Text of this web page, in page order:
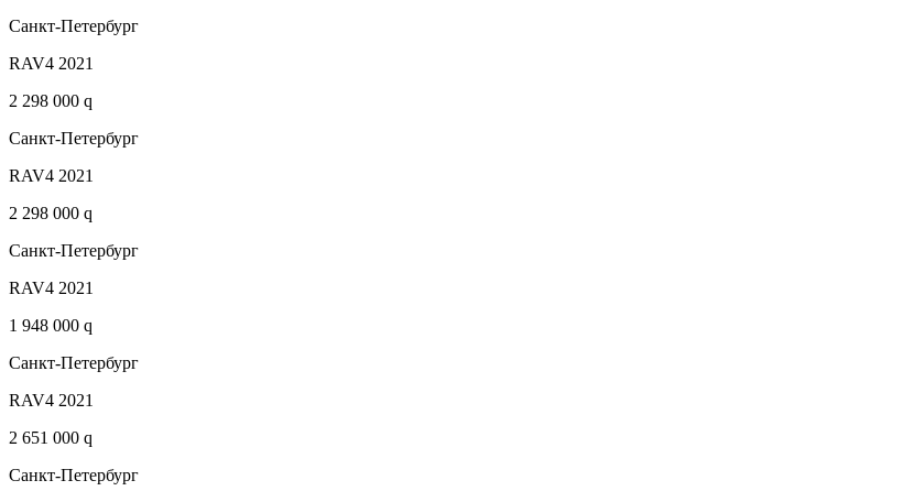
Санкт-Петербург
RAV4 2021
2 298 000 q
Санкт-Петербург
RAV4 2021
2 298 000 q
Санкт-Петербург
RAV4 2021
1 948 000 q
Санкт-Петербург
RAV4 2021
2 651 000 q
Санкт-Петербург